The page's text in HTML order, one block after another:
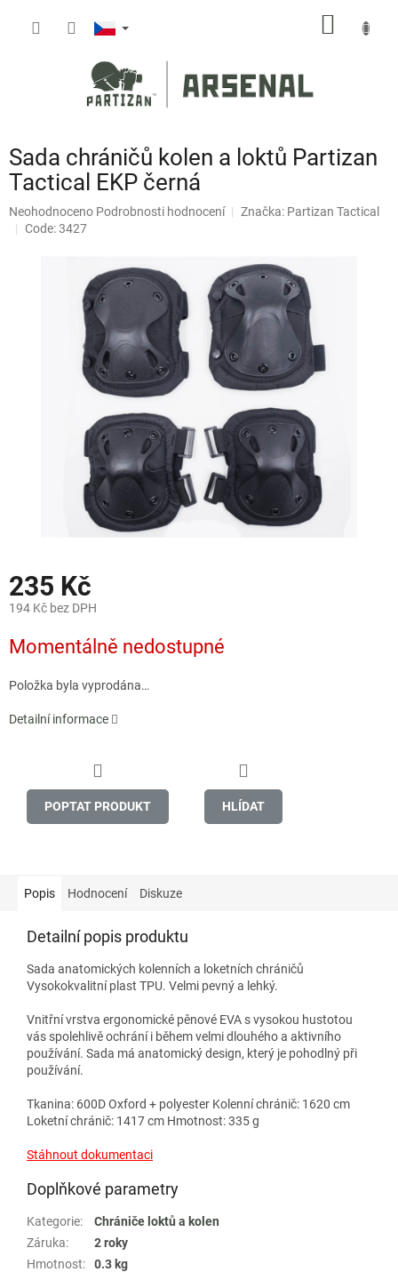
Sada chráničů kolen a loktů Partizan
Tactical EKP černá
Průměrné
hodnocení
Neohodnoceno Podrobnosti hodnocení Značka: Partizan Tactical
Code: 3427
235 Kč
194 Kč bez DPH
cena:
Momentálně nedostupné
Položka byla vyprodána…
Detailní informace
POPTAT PRODUKT HLÍDAT
Popis Hodnocení Diskuze
Detailní popis produktu
Sada anatomických kolenních a loketních chráničů
Vysokokvalitní plast TPU. Velmi pevný a lehký.
Vnitřní vrstva ergonomické pěnové EVA s vysokou hustotou
vás spolehlivě ochrání i během velmi dlouhého a aktivního
používání. Sada má anatomický design, který je pohodlný při
používání.
Tkanina: 600D Oxford + polyester Kolenní chránič: 1620 cm
Loketní chránič: 1417 cm Hmotnost: 335 g
Stáhnout dokumentaci
Doplňkové parametry
Kategorie:
Chrániče loktů a kolen
Záruka:
2 roky
Hmotnost:
0.3 kg